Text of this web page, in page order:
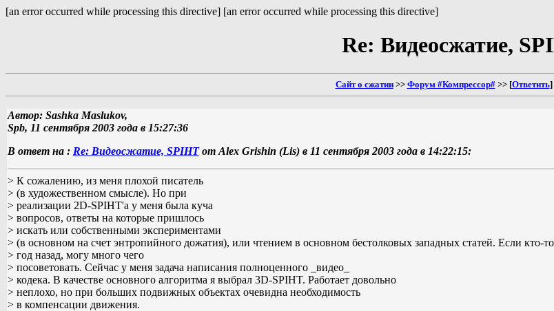
[an error occurred while processing this directive] [an error occurred while processing this directive]
Re: Видеосжатие,
Сайт о сжатии>> Форум #Компрессор#>> [Ответить]
Автор: Sashka Maslukov,
Spb, 11 сентября 2003 года в 15:27:36
В ответ на : Re: Видеосжатие, SPIHTот Alex Grishin (Lis) в 11 сентября 2003 года в 14:22:15:
> К сожалению, из меня плохой писатель
> (в художественном смысле). Но при
> реализации 2D-SPIHT'а у меня была куча
> вопросов, ответы на которые пришлось
> искать или собственными экспериментами
> (в основном на счет энтропийного дожатия), или чтением в основном бестолковых западных статей. Если кто-то
> год назад, могу много чего
> посоветовать. Сейчас у меня задача написания полноценного _видео_
> кодека. В качестве основного алгоритма я выбрал 3D-SPIHT. Работает довольно
> неплохо, но при больших подвижных объектах очевидна необходимость
> в компенсации движения.